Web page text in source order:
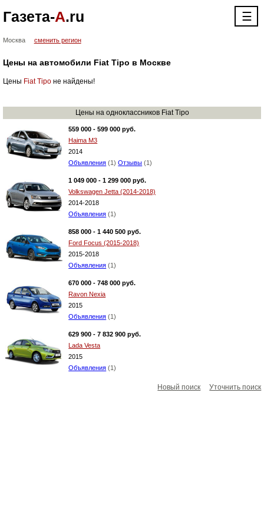
Газета-А.ru ☰
Москва сменить регион
Цены на автомобили Fiat Tipo в Москве
Цены Fiat Tipoне найдены!
Цены на одноклассников Fiat Tipo
559 000 - 599 000 руб.
Haima M3
2014
Объявления (1) Отзывы (1)
1 049 000 - 1 299 000 руб.
Volkswagen Jetta (2014-2018)
2014-2018
Объявления (1)
858 000 - 1 440 500 руб.
Ford Focus (2015-2018)
2015-2018
Объявления (1)
670 000 - 748 000 руб.
Ravon Nexia
2015
Объявления (1)
629 900 - 7 832 900 руб.
Lada Vesta
2015
Объявления (1)
Новый поиск Уточнить поиск